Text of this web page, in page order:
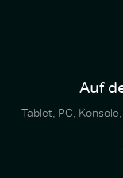
Auf
Tablet, PC,